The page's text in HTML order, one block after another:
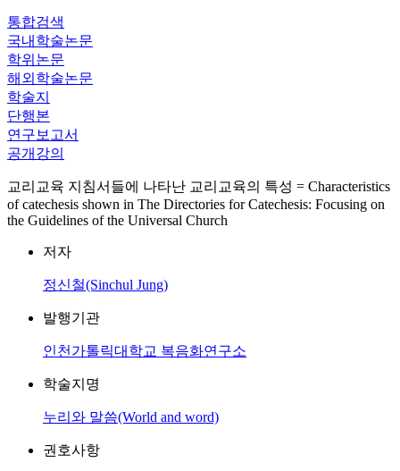
통합검색
국내학술논문
학위논문
해외학술논문
학술지
단행본
연구보고서
공개강의
교리교육 지침서들에 나타난 교리교육의 특성 = Characteristics
of catechesis shown in The Directories for Catechesis: Focusing on
the Guidelines of the Universal Church
저자
정신철(Sinchul Jung)
발행기관
인천가톨릭대학교 복음화연구소
학술지명
누리와 말씀(World and word)
권호사항